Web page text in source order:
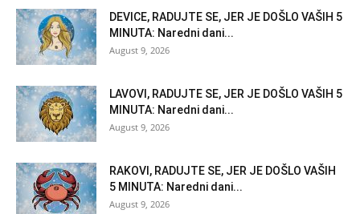
DEVICE, RADUJTE SE, JER JE DOŠLO VAŠIH 5
MINUTA: Naredni dani...
August 9, 2026
LAVOVI, RADUJTE SE, JER JE DOŠLO VAŠIH 5
MINUTA: Naredni dani...
August 9, 2026
RAKOVI, RADUJTE SE, JER JE DOŠLO VAŠIH
5 MINUTA: Naredni dani...
August 9, 2026